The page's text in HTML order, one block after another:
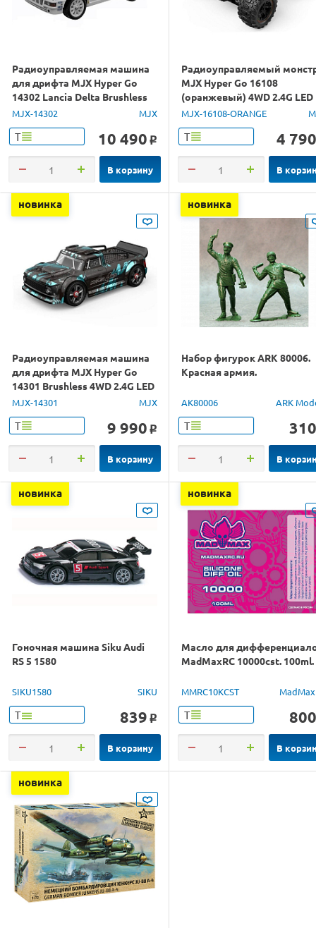
Радиоуправляемая машина
для дрифта MJX Hyper Go
14302 Lancia Delta Brushless
4WD 2.4G LED 1/14 RTR
MJX-14302 MJX
Т 10 490 o
В корзину
Радиоуправляемый
MJX Hyper Go 16108
(оранжевый) 4WD 2.4G LED
1/16 RTR
MJX-16108-ORANGE
Т 4 790
В
новинка
Радиоуправляемая машина
для дрифта MJX Hyper Go
14301 Brushless 4WD 2.4G LED
1/14 RTR
MJX-14301 MJX
Т 9 990 o
В корзину
новинка
Набор фигурок ARK 80006.
Красная армия.
AK80006 ARK
Т 310
В
новинка
Гоночная машина Siku Audi
RS 5 1580
SIKU1580 SIKU
Т 839 o
В корзину
новинка
Масло для
MadMaxRC 10000cst. 100ml.
MMRC10KCST
Т 800
В
новинка